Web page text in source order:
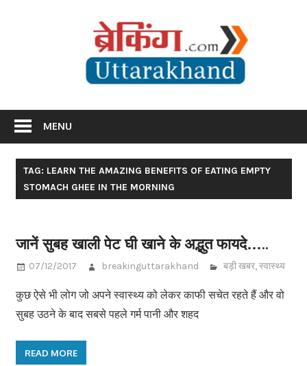
MENU
TAG: LEARN THE AMAZING BENEFITS OF EATING EMPTY
STOMACH GHEE IN THE MORNING
जानें सुबह खाली पेट घी खाने के अद्भुत फायदे…..
07/12/2017 breakinguttarakhand बड़ी खबर,स्वास्थ्य
कुछ ऐसे भी लोग जो अपने स्वास्थ्य को लेकर काफी सचेत रहते हैं और वो
सुबह उठने के बाद सबसे पहले गर्म पानी और शहद
READ MORE